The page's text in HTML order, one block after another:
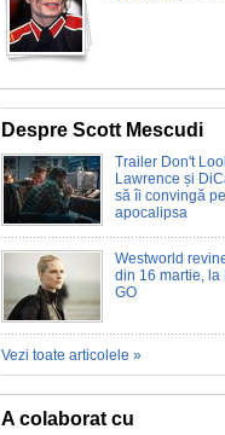
Despre Scott Mescudi
Trailer Don't
Lawrence și
să îi convingă
apocalipsa
Westworld
din 16 martie, la
GO
Vezi toate articolele »
A colaborat cu